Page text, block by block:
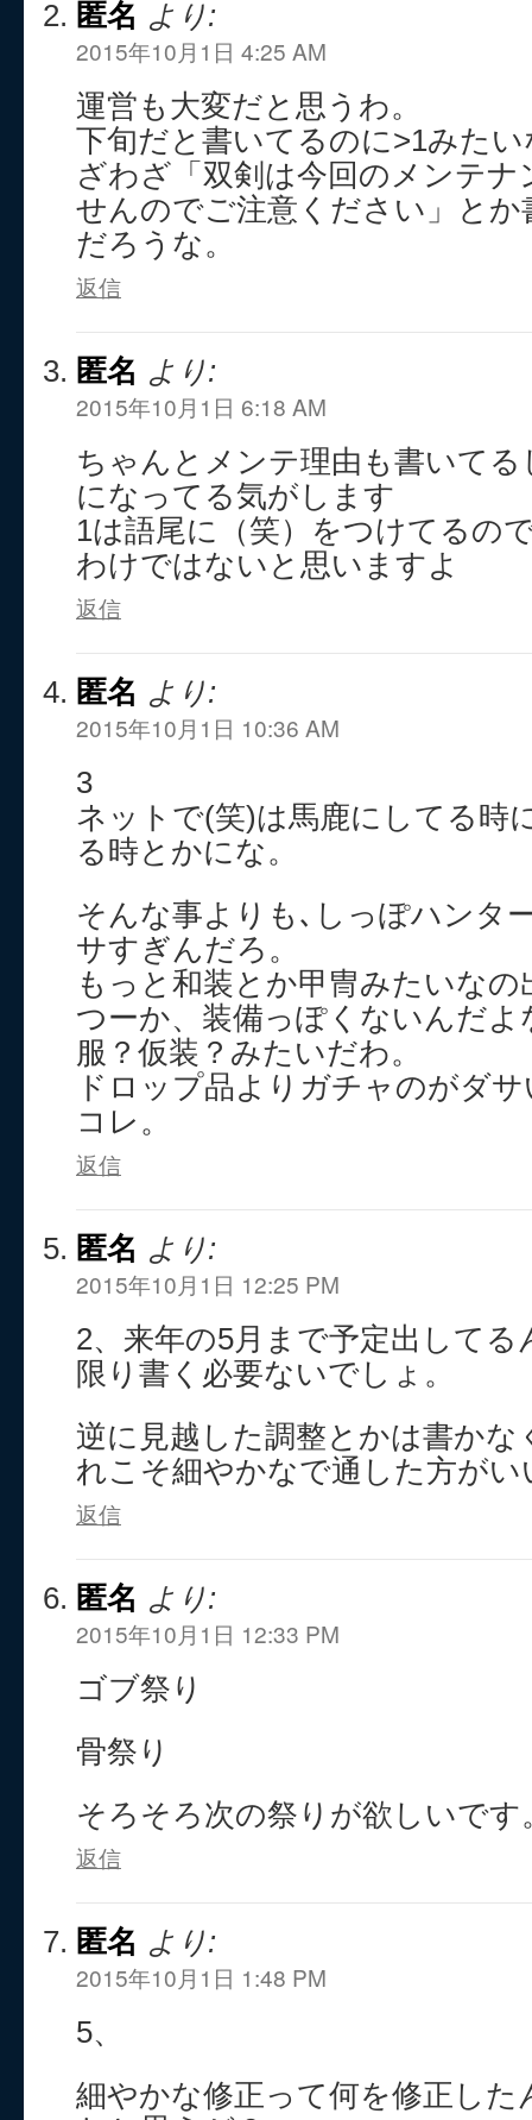
匿名 より:
2015年10月1日 4:25 AM
運営も大変だと思うわ。
下旬だと書いてるのに>1みた
ざわざ「双剣は今回のメンテ
せんのでご注意ください」と
だろうな。
返信
匿名 より:
2015年10月1日 6:18 AM
ちゃんとメンテ理由も書いて
になってる気がします
1は語尾に（笑）をつけてるの
わけではないと思いますよ
返信
匿名 より:
2015年10月1日 10:36 AM
3
ネットで(笑)は馬鹿にしてる時
る時とかにな。
そんな事よりも､しっぽハンタ
サすぎんだろ。
もっと和装とか甲冑みたいな
つーか、装備っぽくないんだよ
服？仮装？みたいだわ。
ドロップ品よりガチャのがダ
コレ。
返信
匿名 より:
2015年10月1日 12:25 PM
2、来年の5月まで予定出して
限り書く必要ないでしょ。
逆に見越した調整とかは書か
れこそ細やかなで通した方がい
返信
匿名 より:
2015年10月1日 12:33 PM
ゴブ祭り
骨祭り
そろそろ次の祭りが欲しいです
返信
匿名 より:
2015年10月1日 1:48 PM
5、
細やかな修正って何を修正した